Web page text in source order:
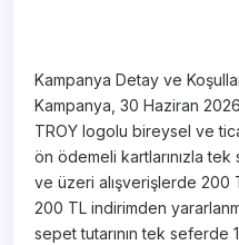
Kampanya Detay ve
Kampanya, 30 Haziran
TROY logolu bireysel ve
ön ödemeli kartlarınızla
ve üzeri alışverişlerde 200
200 TL indirimden
sepet tutarının tek seferde